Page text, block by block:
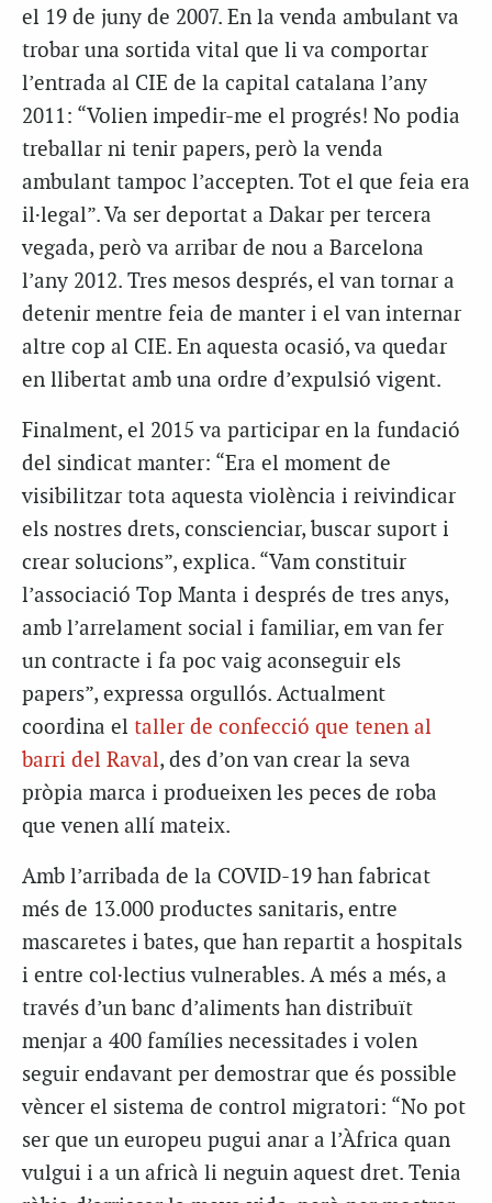
el 19 de juny de 2007. En la venda ambulant va
trobar una sortida vital que li va comportar
l’entrada al CIE de la capital catalana l’any
2011: “Volien impedir-me el progrés! No podia
treballar ni tenir papers, però la venda
ambulant tampoc l’accepten. Tot el que feia era
il·legal”. Va ser deportat a Dakar per tercera
vegada, però va arribar de nou a Barcelona
l’any 2012. Tres mesos després, el van tornar a
detenir mentre feia de manter i el van internar
altre cop al CIE. En aquesta ocasió, va quedar
en llibertat amb una ordre d’expulsió vigent.
Finalment, el 2015 va participar en la fundació
del sindicat manter: “Era el moment de
visibilitzar tota aquesta violència i reivindicar
els nostres drets, conscienciar, buscar suport i
crear solucions”, explica. “Vam constituir
l’associació Top Manta i després de tres anys,
amb l’arrelament social i familiar, em van fer
un contracte i fa poc vaig aconseguir els
papers”, expressa orgullós. Actualment
coordina el taller de confecció que tenen al
barri del Raval, des d’on van crear la seva
pròpia marca i produeixen les peces de roba
que venen allí mateix.
Amb l’arribada de la COVID-19 han fabricat
més de 13.000 productes sanitaris, entre
mascaretes i bates, que han repartit a hospitals
i entre col·lectius vulnerables. A més a més, a
través d’un banc d’aliments han distribuït
menjar a 400 famílies necessitades i volen
seguir endavant per demostrar que és possible
vèncer el sistema de control migratori: “No pot
ser que un europeu pugui anar a l’Àfrica quan
vulgui i a un africà li neguin aquest dret. Tenia